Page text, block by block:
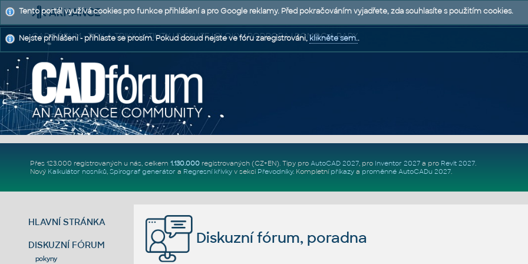
CAD FÓRUM - TIPY A TRIKY | UTILITY | DISKUZE | BLOKY | PODPORA | POMOC A RADY
Přes 123.000 registrovaných u nás, celkem 1.130.000registrovaných (CZ+EN). Tipy pro AutoCAD 2027, pro Inventor 2027a pro Revit 2027.
Nový Kalkulátor nosníků, Spirograf generátor a Regresní křivkyv sekci Převodníky. Kompletní příkazya proměnné AutoCADu 2027.
HLAVNÍ STRÁNKA
DISKUZNÍ FÓRUM
pokyny
Diskuzní fórum, poradna
Tento portál využívá cookies pro funkce přihlášení a pro Google reklamy. Před pokračováním vyjadřete, zda souhlasíte s použitím cookies.
Nejste přihlášeni - přihlaste se prosím. Pokud dosud nejste ve fóru zaregistrováni,klikněte sem..